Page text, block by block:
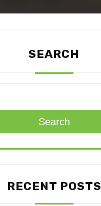
SEARCH
Search
RECENT POSTS